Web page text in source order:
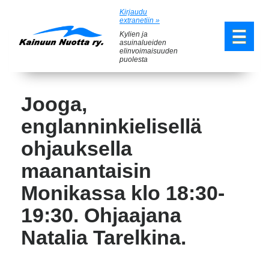
Kirjaudu
extranetiin »
Kylien ja
asuinalueiden
elinvoimaisuuden
puolesta
Jooga,
englanninkielisellä
ohjauksella
maanantaisin
Monikassa klo 18:30-
19:30. Ohjaajana
Natalia Tarelkina.